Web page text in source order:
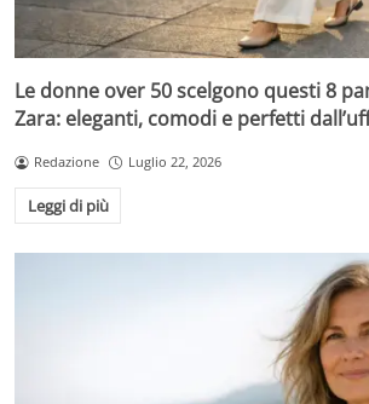
Le donne over 50 scelgono questi 8
Zara: eleganti, comodi e perfetti
Redazione Luglio 22, 2026
Leggi di più